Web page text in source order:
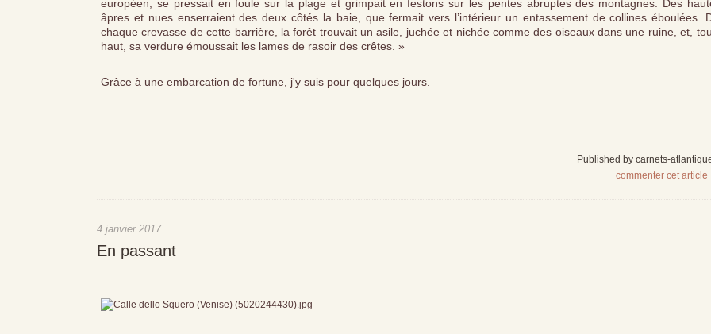
européen, se pressait en foule sur la plage et grimpait en festons sur les pentes abruptes des montagnes. Des
âpres et nues enserraient des deux côtés la baie, que fermait vers l’intérieur un entassement de collines éboulées.
chaque crevasse de cette barrière, la forêt trouvait un asile, juchée et nichée comme des oiseaux dans une ruine, et,
haut, sa verdure émoussait les lames de rasoir des crêtes. »
Grâce à une embarcation de fortune, j'y suis pour quelques jours.
Published by carnets-
commenter cet article
4 janvier 2017
En passant